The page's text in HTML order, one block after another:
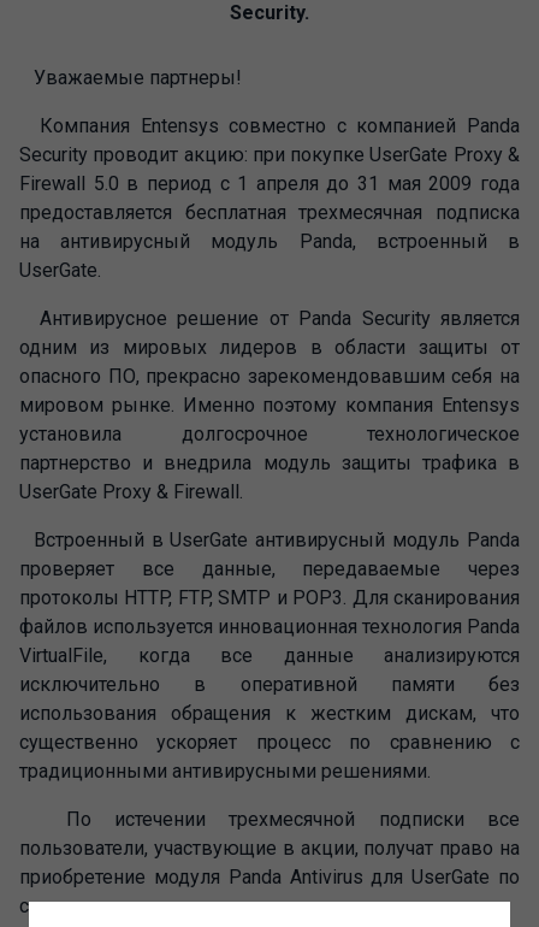
Security.
Уважаемые партнеры!
Компания Entensys совместно с компанией Panda
Security проводит акцию: при покупке UserGate Proxy &
Firewall 5.0 в период с 1 апреля до 31 мая 2009 года
предоставляется бесплатная трехмесячная подписка
на антивирусный модуль Panda, встроенный в
UserGate.
Антивирусное решение от Panda Security является
одним из мировых лидеров в области защиты от
опасного ПО, прекрасно зарекомендовавшим себя на
мировом рынке. Именно поэтому компания Entensys
установила долгосрочное технологическое
партнерство и внедрила модуль защиты трафика в
UserGate Proxy & Firewall.
Встроенный в UserGate антивирусный модуль Panda
проверяет все данные, передаваемые через
протоколы HTTP, FTP, SMTP и POP3. Для сканирования
файлов используется инновационная технология Panda
VirtualFile, когда все данные анализируются
исключительно в оперативной памяти без
использования обращения к жестким дискам, что
существенно ускоряет процесс по сравнению с
традиционными антивирусными решениями.
По истечении трехмесячной подписки все
пользователи, участвующие в акции, получат право на
приобретение модуля Panda Antivirus для UserGate по
стоимости продления.